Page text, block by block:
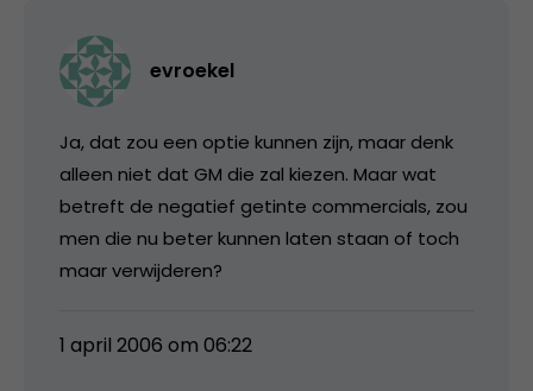
evroekel
Ja, dat zou een optie kunnen zijn, maar denk
alleen niet dat GM die zal kiezen. Maar wat
betreft de negatief getinte commercials, zou
men die nu beter kunnen laten staan of toch
maar verwijderen?
1 april 2006 om 06:22